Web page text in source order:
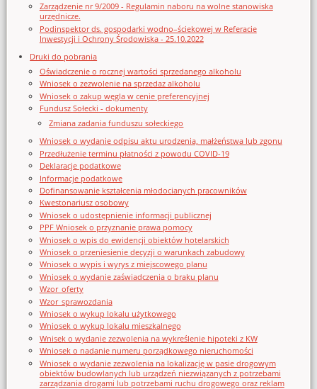
Zarządzenie nr 9/2009 - Regulamin naboru na wolne stanowiska
urzędnicze.
Podinspektor ds. gospodarki wodno–ściekowej w Referacie
Inwestycji i Ochrony Środowiska - 25.10.2022
Druki do pobrania
Oświadczenie o rocznej wartości sprzedanego alkoholu
Wniosek o zezwolenie na sprzedaz alkoholu
Wniosek o zakup węgla w cenie preferencyjnej
Fundusz Sołecki - dokumenty
Zmiana zadania funduszu sołeckiego
Wniosek o wydanie odpisu aktu urodzenia, małżeństwa lub zgonu
Przedłużenie terminu płatności z powodu COVID-19
Deklaracje podatkowe
Informacje podatkowe
Dofinansowanie kształcenia młodocianych pracowników
Kwestonariusz osobowy
Wniosek o udostępnienie informacji publicznej
PPF Wniosek o przyznanie prawa pomocy
Wniosek o wpis do ewidencji obiektów hotelarskich
Wniosek o przeniesienie decyzji o warunkach zabudowy
Wniosek o wypis i wyrys z miejscowego planu
Wniosek o wydanie zaświadczenia o braku planu
Wzor_oferty
Wzor_sprawozdania
Wniosek o wykup lokalu użytkowego
Wniosek o wykup lokalu mieszkalnego
Wnisek o wydanie zezwolenia na wykreślenie hipoteki z KW
Wniosek o nadanie numeru porządkowego nieruchomości
Wniosek o wydanie zezwolenia na lokalizację w pasie drogowym
obiektów budowlanych lub urządzeń niezwiązanych z potrzebami
zarządzania drogami lub potrzebami ruchu drogowego oraz reklam